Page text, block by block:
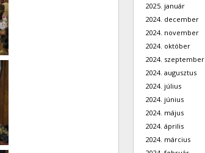
2025. január
2024. december
2024. november
2024. október
2024. szeptember
2024. augusztus
2024. július
2024. június
2024. május
2024. április
2024. március